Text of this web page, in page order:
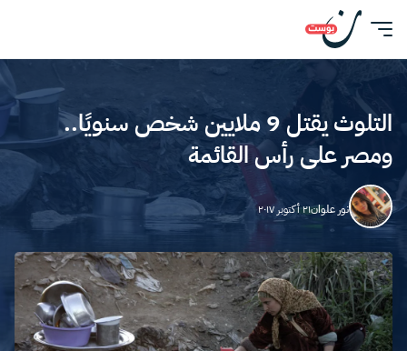
التلوث يقتل 9 ملايين شخص سنويًا..
ومصر على رأس القائمة
نور علوان٢١ أكتوبر ٢٠١٧